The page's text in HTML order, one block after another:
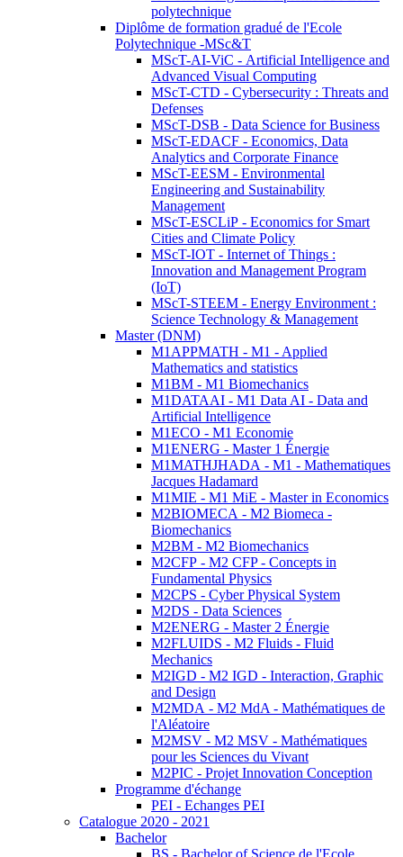
polytechnique
Diplôme de formation gradué de l'Ecole
Polytechnique -MSc&T
MScT-AI-ViC - Artificial Intelligence and
Advanced Visual Computing
MScT-CTD - Cybersecurity : Threats and
Defenses
MScT-DSB - Data Science for Business
MScT-EDACF - Economics, Data
Analytics and Corporate Finance
MScT-EESM - Environmental
Engineering and Sustainability
Management
MScT-ESCLiP - Economics for Smart
Cities and Climate Policy
MScT-IOT - Internet of Things :
Innovation and Management Program
(IoT)
MScT-STEEM - Energy Environment :
Science Technology & Management
Master (DNM)
M1APPMATH - M1 - Applied
Mathematics and statistics
M1BM - M1 Biomechanics
M1DATAAI - M1 Data AI - Data and
Artificial Intelligence
M1ECO - M1 Economie
M1ENERG - Master 1 Énergie
M1MATHJHADA - M1 - Mathematiques
Jacques Hadamard
M1MIE - M1 MiE - Master in Economics
M2BIOMECA - M2 Biomeca -
Biomechanics
M2BM - M2 Biomechanics
M2CFP - M2 CFP - Concepts in
Fundamental Physics
M2CPS - Cyber Physical System
M2DS - Data Sciences
M2ENERG - Master 2 Énergie
M2FLUIDS - M2 Fluids - Fluid
Mechanics
M2IGD - M2 IGD - Interaction, Graphic
and Design
M2MDA - M2 MdA - Mathématiques de
l'Aléatoire
M2MSV - M2 MSV - Mathématiques
pour les Sciences du Vivant
M2PIC - Projet Innovation Conception
Programme d'échange
PEI - Echanges PEI
Catalogue 2020 - 2021
Bachelor
BS - Bachelor of Science de l'Ecole